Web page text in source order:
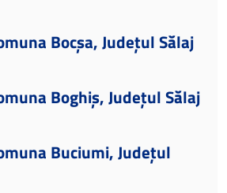
Bocșa, Județul Sălaj
Boghiș, Județul Sălaj
Buciumi, Județul